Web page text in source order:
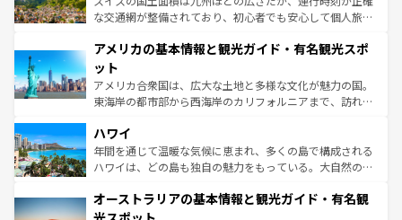
戦など、本場だからこそできる体験も豊富。イギリスを旅
ンツ一覧を参照してほしい。
な交通網が整備されており、初心者でも安心して個人旅行
の建物がそのまま残る町や、スイスならではのユニークな
博物館もあり、アルプス観光だけでなく町歩きも満喫する
ことができる。国民の所得が高いため物価も高いが、旅行
者向けの交通パス提供のサービスもあり、うまく活用すれ
着のスイス情報は
アメリカの基本情報と観光ガイド・有名観光スポ
ット
アメリカ合衆国は、広大な土地と多様な文化が魅力の国。
東海岸の都市部から西海岸のカリフォルニアまで、訪れる
のような巨大都市は、観光、ショッピング、エンターテイ
ンメントが詰まった刺激的なスポットだ。一方、アメリカ
西部には大自然が広がり、グランドキャニオンやイエロー
部のニューオーリンズでは、音楽と美食が融合した独特の
文化が魅力。旅行者はアメリカの各地域で異なる魅力を楽
ハワイ
年間を通じて温暖な気候に恵まれ、多くの島で構成される
ハワイは、どの島も独自の魅力をもっている。大自然の神
ワイ島は見逃せない。また、定番の観光地といえばオアフ
島だが、静かな自然を求めるならマウイ島やカウアイ島が
オーストラリアの基本情報と観光ガイド・有名観